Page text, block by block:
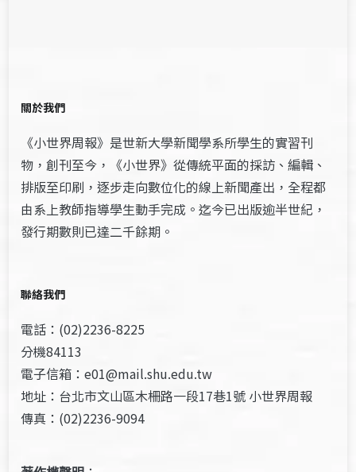
關於我們
《小世界周報》是世新大學新聞學系所學生的實習刊
物，創刊至今，《小世界》從傳統平面的採訪、編輯、
排版至印刷，逐步走向數位化的線上新聞產出，全程都
由系上教師指導學生動手完成。迄今已出版逾半世紀，
發行期數則已達二千餘期。
聯絡我們
電話：(02)2236-8225
分機84113
電子信箱：e01@mail.shu.edu.tw
地址：台北市文山區木柵路一段17巷1號 小世界周報
傳真：(02)2236-9094